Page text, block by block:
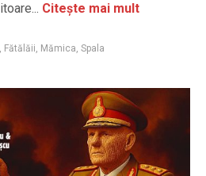
Citește mai mult
, Fătălăii, Mămica, Spala